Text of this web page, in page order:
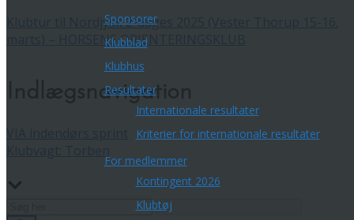
Sponsorer
Klubblad
Klubhus
Resultater
Internationale resultater
Kriterier for internationale resultater
For medlemmer
Kontingent 2026
Klubtøj
Klubtur til Nordjysk 2-dages 2025 (Vester Thorup 15-16.
marts) – HORSENS ORIENTERINGSKLUB
Indlægsnavigation